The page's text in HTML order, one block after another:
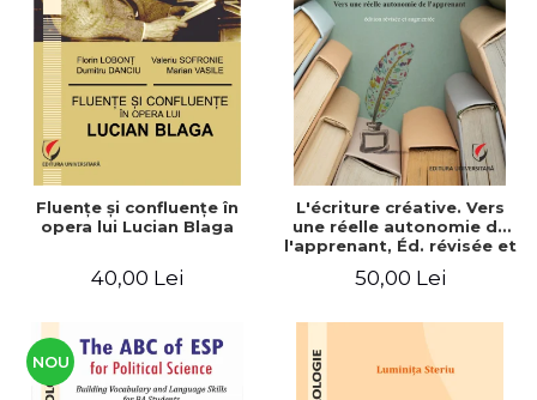
ADMINISTRATIVE
ȘTIINȚE ECONOMICE
ȘTIINȚE EXACTE
EDUCAȚIE FIZICĂ ȘI SPORT
PREUNIVERSITARIA
TIMP LIBER
ÎN CURS DE APARIȚIE
NOUTĂȚI
PACHETE DE STUDIU
ULTIMELE EXEMPLARE
Cum Cumpăr
Livrare
Politica de Retur
Formular de Retur
Distribuitori
Fluenţe şi confluenţe în
opera lui Lucian Blaga
40,00 Lei
L'écriture créative. Vers
une réelle autonomie de
l'apprenant, Éd. révisée et
50,00 Lei
NOU